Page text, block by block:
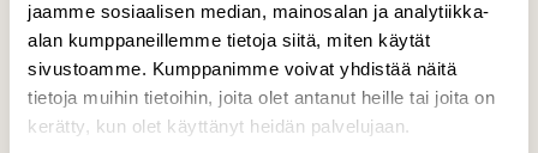
jaamme sosiaalisen median, mainosalan ja analytiikka-
alan kumppaneillemme tietoja siitä, miten käytät
sivustoamme. Kumppanimme voivat yhdistää näitä
tietoja muihin tietoihin, joita olet antanut heille tai joita on
kerätty, kun olet käyttänyt heidän palvelujaan.